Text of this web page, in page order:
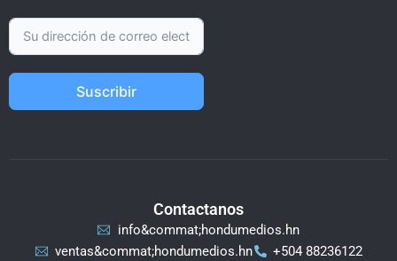
Suscribir
Contactanos
info&commat;hondumedios.hn
ventas&commat;hondumedios.hn
+504 88236122